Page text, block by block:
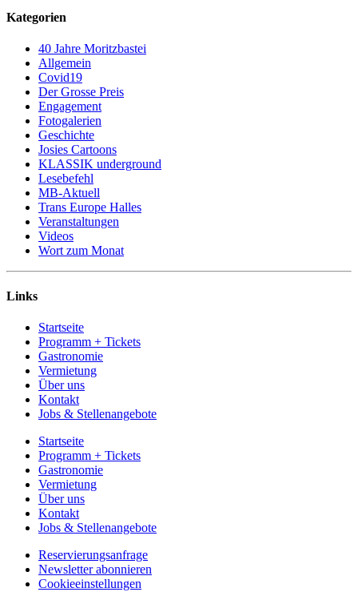
Kategorien
40 Jahre Moritzbastei
Allgemein
Covid19
Der Grosse Preis
Engagement
Fotogalerien
Geschichte
Josies Cartoons
KLASSIK underground
Lesebefehl
MB-Aktuell
Trans Europe Halles
Veranstaltungen
Videos
Wort zum Monat
Links
Startseite
Programm + Tickets
Gastronomie
Vermietung
Über uns
Kontakt
Jobs & Stellenangebote
Startseite
Programm + Tickets
Gastronomie
Vermietung
Über uns
Kontakt
Jobs & Stellenangebote
Reservierungsanfrage
Newsletter abonnieren
Cookieeinstellungen